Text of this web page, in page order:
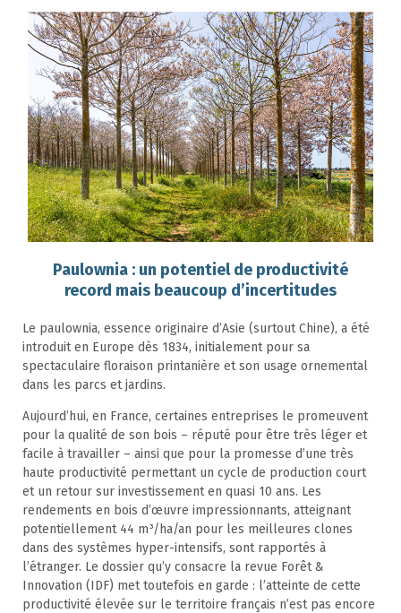
Paulownia : un potentiel de productivité
record mais beaucoup d’incertitudes
Le paulownia, essence originaire d’Asie (surtout Chine), a été
introduit en Europe dès 1834, initialement pour sa
spectaculaire floraison printanière et son usage ornemental
dans les parcs et jardins.
Aujourd’hui, en France, certaines entreprises le promeuvent
pour la qualité de son bois – réputé pour être très léger et
facile à travailler – ainsi que pour la promesse d’une très
haute productivité permettant un cycle de production court
et un retour sur investissement en quasi 10 ans. Les
rendements en bois d’œuvre impressionnants, atteignant
potentiellement 44 m³/ha/an pour les meilleures clones
dans des systèmes hyper-intensifs, sont rapportés à
l’étranger. Le dossier qu’y consacre la revue Forêt &
Innovation (IDF) met toutefois en garde : l’atteinte de cette
productivité élevée sur le territoire français n’est pas encore